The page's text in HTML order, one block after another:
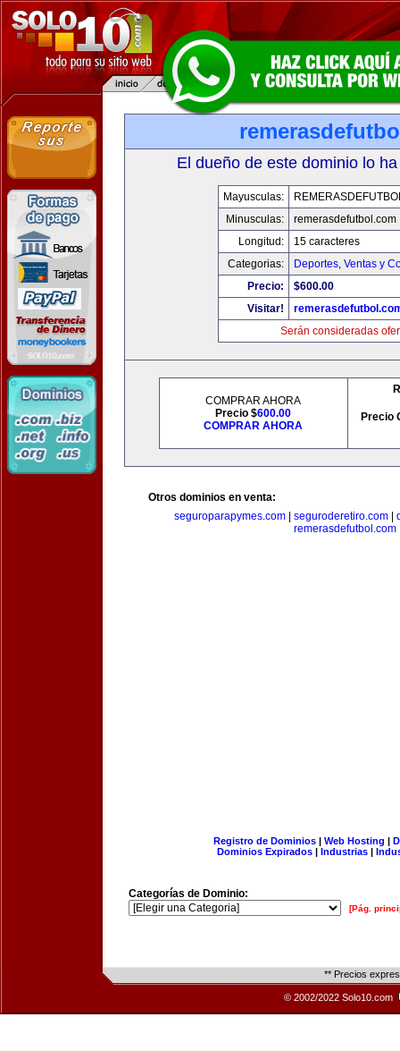
El dueño de este dominio lo
Mayusculas:
Minusculas:
remerasdefutbol.com
Longitud:
15 caracteres
Categorias:
Deportes, Ventas y
Precio:
$600.00
Visitar!
Serán consideradas
COMPRAR AHORA
Precio $600.00
COMPRAR AHORA
Precio
Otros dominios en venta:
seguroparapymes.com| seguroderetiro.com|
remerasdefutbol.com
Registro de Dominios| Web Hosting |
Dominios Expirados | Industrias |
Categorías de Dominio:
[Pág.
** Precios
© 2002/2022 Solo10.com